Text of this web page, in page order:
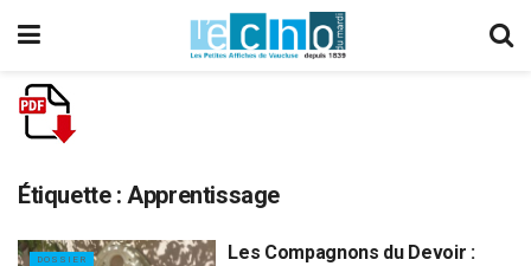
Étiquette :Apprentissage
DOSSIER
Les Compagnons du Devoir :